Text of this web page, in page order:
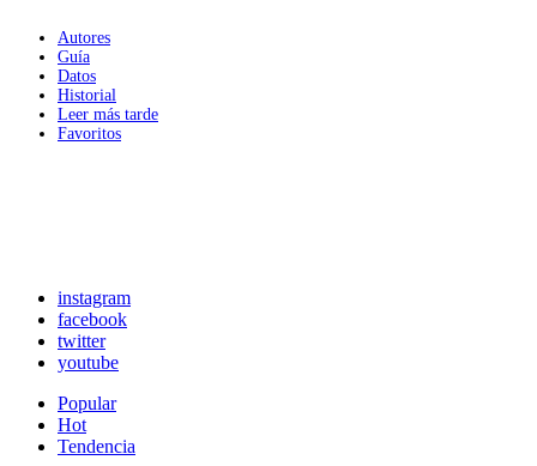
Autores
Guía
Datos
Historial
Leer más tarde
Favoritos
instagram
facebook
twitter
youtube
Popular
Hot
Tendencia